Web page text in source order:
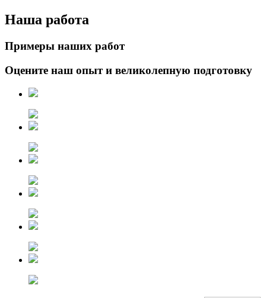
Наша работа
Примеры наших работ
Оцените наш опыт и великолепную подготовку